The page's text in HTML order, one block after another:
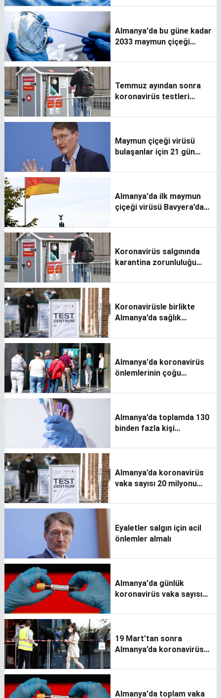
Almanya'da bu güne kadar
2033 maymun çiçeği
Temmuz ayından sonra
koronavirüs testleri
Maymun çiçeği virüsü
bulaşanlar için 21 gün
Almanya'da ilk maymun
çiçeği virüsü Bavyera’da
Koronavirüs salgınında
karantina zorunluluğu
Koronavirüsle birlikte
Almanya’da sağlık
Almanya'da koronavirüs
önlemlerinin çoğu
Almanya’da toplamda 130
binden fazla kişi
öldü
Almanya’da koronavirüs
vaka sayısı 20 milyonu
Eyaletler salgın için acil
önlemler almalı
Almanya'da günlük
koronavirüs vaka sayısı
19 Mart’tan sonra
Almanya’da koronavirüs
Almanya'da toplam vaka